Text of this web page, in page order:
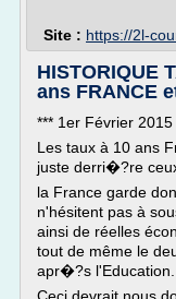
Site : https://2l-
HISTORIQUE
ans FRANCE
*** 1er Février 2015
Les taux à 10 ans
juste derri�?re
la France garde
n'hésitent pas à
ainsi de réelles
tout de même le
apr�?s l'Education.